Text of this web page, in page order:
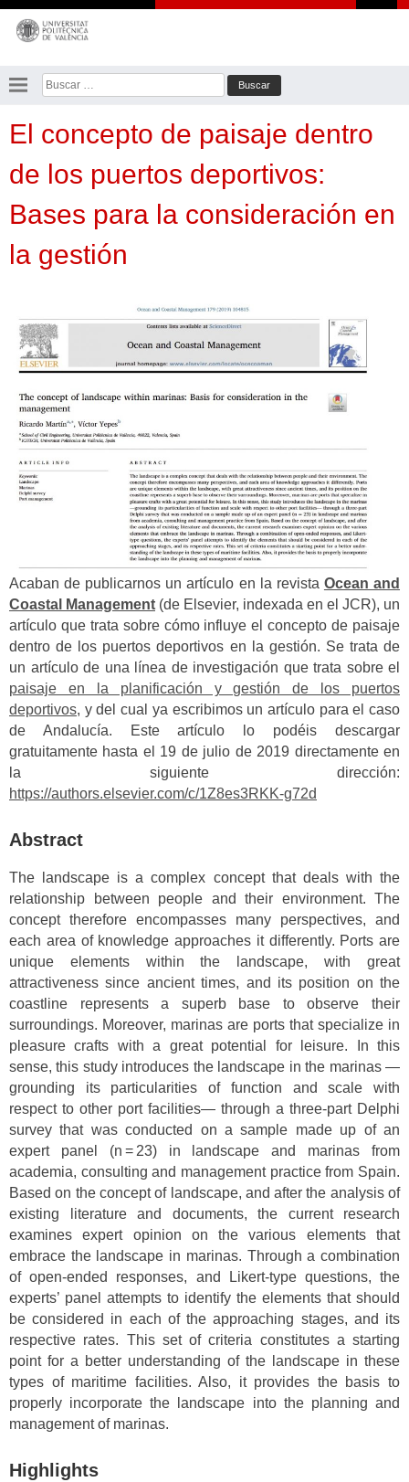
Saltar
contenido
Buscar:
El concepto de paisaje dentro
de los puertos deportivos:
Bases para la consideración en
la gestión
Acaban de publicarnos un artículo en la revista Ocean and
Coastal Management (de Elsevier, indexada en el JCR), un
artículo que trata sobre cómo influye el concepto de paisaje
dentro de los puertos deportivos en la gestión. Se trata de
un artículo de una línea de investigación que trata sobre el
paisaje en la planificación y gestión de los puertos
deportivos, y del cual ya escribimos un artículo para el caso
de Andalucía. Este artículo lo podéis descargar
gratuitamente hasta el 19 de julio de 2019 directamente en
la siguiente dirección:
https://authors.elsevier.com/c/1Z8es3RKK-g72d
Abstract
The landscape is a complex concept that deals with the
relationship between people and their environment. The
concept therefore encompasses many perspectives, and
each area of knowledge approaches it differently. Ports are
unique elements within the landscape, with great
attractiveness since ancient times, and its position on the
coastline represents a superb base to observe their
surroundings. Moreover, marinas are ports that specialize in
pleasure crafts with a great potential for leisure. In this
sense, this study introduces the landscape in the marinas —
grounding its particularities of function and scale with
respect to other port facilities— through a three-part Delphi
survey that was conducted on a sample made up of an
expert panel (n = 23) in landscape and marinas from
academia, consulting and management practice from Spain.
Based on the concept of landscape, and after the analysis of
existing literature and documents, the current research
examines expert opinion on the various elements that
embrace the landscape in marinas. Through a combination
of open-ended responses, and Likert-type questions, the
experts’ panel attempts to identify the elements that should
be considered in each of the approaching stages, and its
respective rates. This set of criteria constitutes a starting
point for a better understanding of the landscape in these
types of maritime facilities. Also, it provides the basis to
properly incorporate the landscape into the planning and
management of marinas.
Highlights